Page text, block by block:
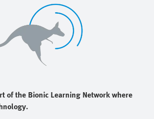
of the Bionic Learning Network where